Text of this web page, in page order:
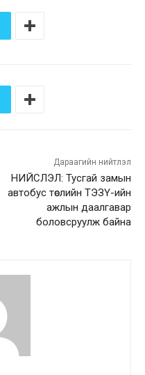
Дараагийн нийтлэл
НИЙСЛЭЛ: Тусгай замын
автобус төслийн ТЭЗҮ-ийн
ажлын даалгавар
боловсруулж байна